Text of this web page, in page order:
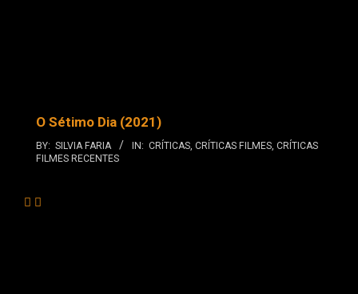
O Sétimo Dia (2021)
BY: SILVIA FARIA IN: CRÍTICAS, CRÍTICAS FILMES, CRÍTICAS
FILMES RECENTES